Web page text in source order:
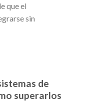
que el
sin
de
superarlos